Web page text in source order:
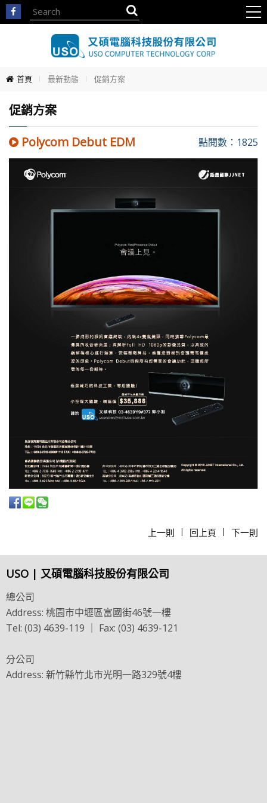
首頁 最新動態 促銷方案
促銷方案
Polycom Debut EDM
點閱數：1825
上一則 | 回上頁 | 下一則
USO | 又碩電腦科技股份有限公司
總公司
Address: 桃園市中壢區富國街46號一樓
Tel: (03) 4639-119 ｜ Fax: (03) 4639-121
分公司
Address: 新竹縣竹北市光明一路329號4樓